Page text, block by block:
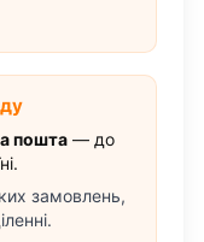
пошта — до
замовлень,